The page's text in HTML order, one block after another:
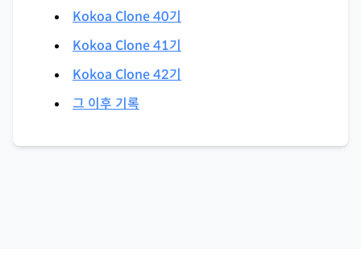
Kokoa Clone 40기
Kokoa Clone 41기
Kokoa Clone 42기
그 이후 기록